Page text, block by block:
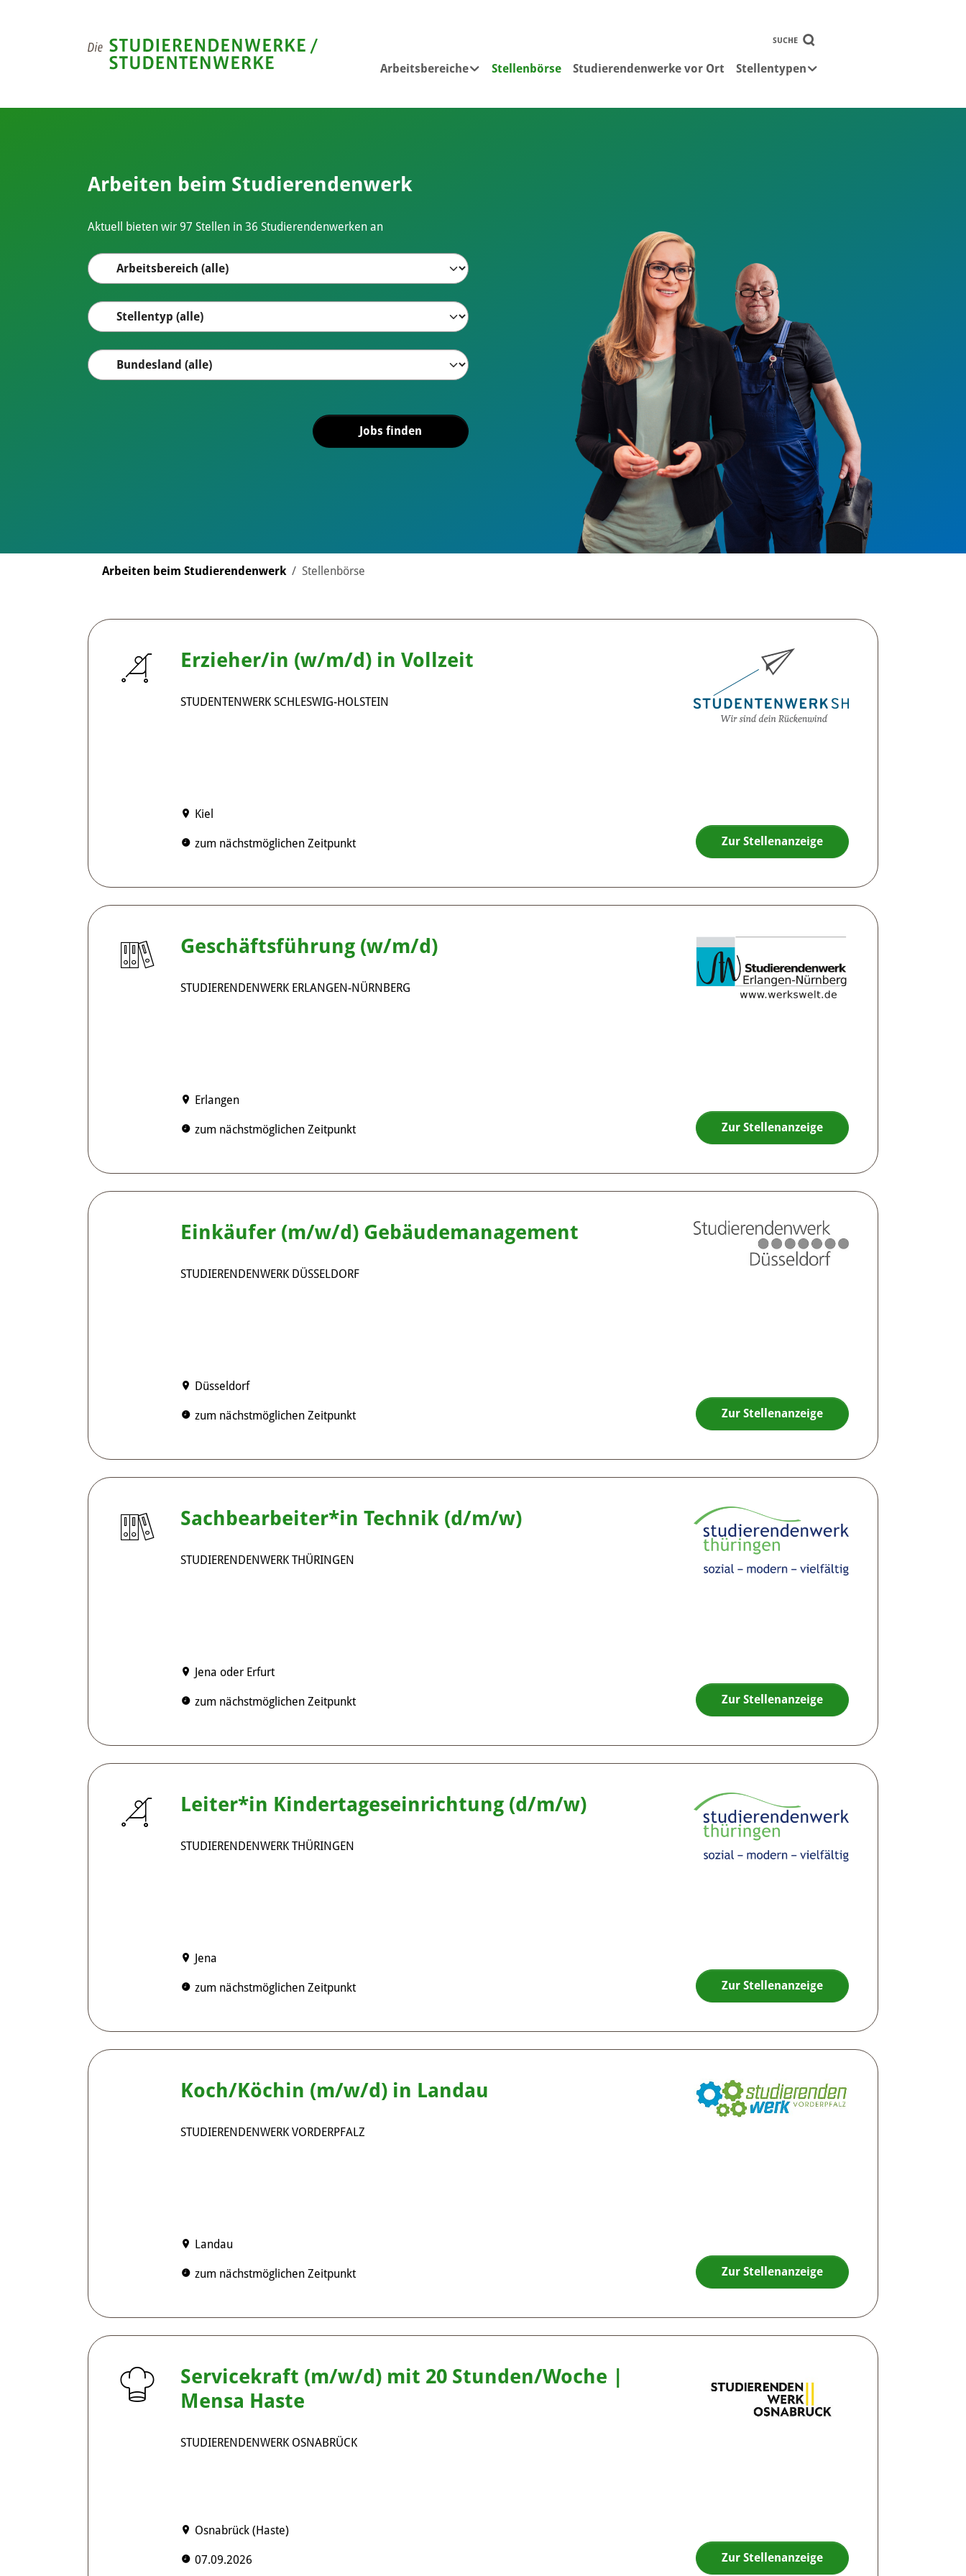
SUCHE
Arbeitsbereiche
Submenu for "Arbeitsbereiche"
Stellenbörse(current)
Studierendenwerke vor Ort Stellentypen
Submenu for "Stellentypen"
Stellenbörse
Arbeiten beim Studierendenwerk
Aktuell bieten wir 97 Stellen in 36 Studierendenwerken an
Arbeiten beim Studierendenwerk Stellenbörse
Erzieher/in (w/m/d) in Vollzeit
STUDENTENWERK SCHLESWIG-HOLSTEIN
Kiel
zum nächstmöglichen Zeitpunkt Zur Stellenanzeige
Geschäftsführung (w/m/d)
STUDIERENDENWERK ERLANGEN-NÜRNBERG
Erlangen
zum nächstmöglichen Zeitpunkt Zur Stellenanzeige
Einkäufer (m/w/d) Gebäudemanagement
STUDIERENDENWERK DÜSSELDORF
Düsseldorf
zum nächstmöglichen Zeitpunkt Zur Stellenanzeige
Sachbearbeiter*in Technik (d/m/w)
STUDIERENDENWERK THÜRINGEN
Jena oder Erfurt
zum nächstmöglichen Zeitpunkt Zur Stellenanzeige
Leiter*in Kindertageseinrichtung (d/m/w)
STUDIERENDENWERK THÜRINGEN
Jena
zum nächstmöglichen Zeitpunkt Zur Stellenanzeige
Koch/Köchin (m/w/d) in Landau
STUDIERENDENWERK VORDERPFALZ
Landau
zum nächstmöglichen Zeitpunkt Zur Stellenanzeige
Servicekraft (m/w/d) mit 20 Stunden/Woche |
Mensa Haste
STUDIERENDENWERK OSNABRÜCK
Osnabrück (Haste)
07.09.2026 Zur Stellenanzeige